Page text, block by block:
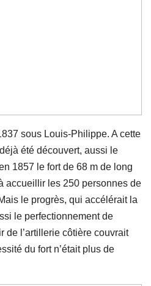
sous Louis-Philippe. A cette
été découvert, aussi le
1857 le fort de 68 m de long
accueillir les 250 personnes de
le progrès, qui accélérait la
le perfectionnement de
de l’artillerie côtière couvrait
du fort n’était plus de